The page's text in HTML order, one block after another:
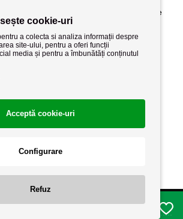
Politica de confidențialitate
Termeni si conditii
cookie-uri
a colecta si analiza informații despre
site-ului, pentru a oferi funcții
media și pentru a îmbunătăți conținutul
Acceptă cookie-uri
Configurare
Refuz